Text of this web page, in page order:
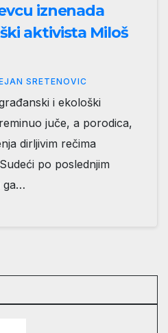
iznenada
aktivista Miloš
SRETENOVIC
i ekološki
juče, a porodica,
dirljivim rečima
po poslednjim
ga…